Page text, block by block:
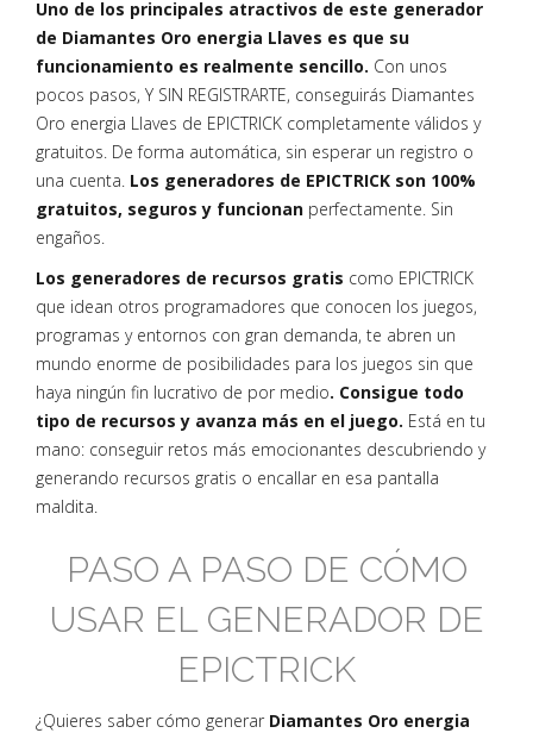
Uno de los principales atractivos de este generador
de Diamantes Oro energia Llaves es que su
funcionamiento es realmente sencillo. Con unos
pocos pasos, Y SIN REGISTRARTE, conseguirás Diamantes
Oro energia Llaves de EPICTRICK completamente válidos y
gratuitos. De forma automática, sin esperar un registro o
una cuenta. Los generadores de EPICTRICK son 100%
gratuitos, seguros y funcionan perfectamente. Sin
engaños.
Los generadores de recursos gratis como EPICTRICK
que idean otros programadores que conocen los juegos,
programas y entornos con gran demanda, te abren un
mundo enorme de posibilidades para los juegos sin que
haya ningún fin lucrativo de por medio. Consigue todo
tipo de recursos y avanza más en el juego. Está en tu
mano: conseguir retos más emocionantes descubriendo y
generando recursos gratis o encallar en esa pantalla
maldita.
PASO A PASO DE CÓMO
USAR EL GENERADOR DE
EPICTRICK
¿Quieres saber cómo generar Diamantes Oro energia